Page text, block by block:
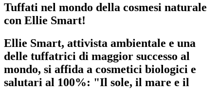
Tuffati nel mondo della cosmesi naturale
con Ellie Smart!
Ellie Smart, attivista ambientale e una
delle tuffatrici di maggior successo al
mondo, si affida a cosmetici biologici e
salutari al 100%: "Il sole, il mare e il